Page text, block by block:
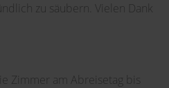
zu säubern. Vielen Dank
Zimmer am Abreisetag bis